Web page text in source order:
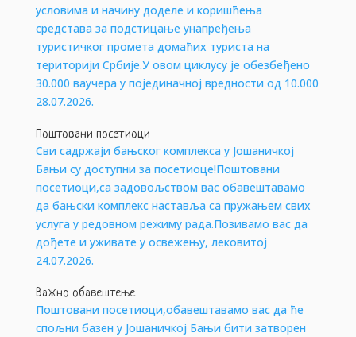
условима и начину доделе и коришћења
средстава за подстицање унапређења
туристичког промета домаћих туриста на
територији Србије.У овом циклусу је обезбеђено
30.000 ваучера у појединачној вредности од 10.000
28.07.2026.
Поштовани посетиоци
Сви садржаји бањског комплекса у Јошаничкој
Бањи су доступни за посетиоце!Поштовани
посетиоци,са задовољством вас обавештавамо
да бањски комплекс наставља са пружањем свих
услуга у редовном режиму рада.Позивамо вас да
дођете и уживате у освежењу, лековитој
24.07.2026.
Важно обавештење
Поштовани посетиоци,обавештавамо вас да ће
спољни базен у Јошаничкој Бањи бити затворен